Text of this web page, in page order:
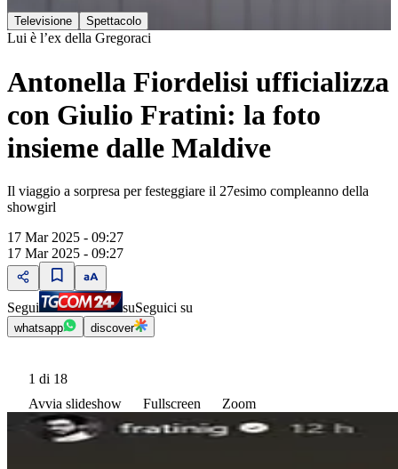
Televisione Spettacolo
Lui è l’ex della Gregoraci
Antonella Fiordelisi ufficializza
con Giulio Fratini: la foto
insieme dalle Maldive
Il viaggio a sorpresa per festeggiare il 27esimo compleanno della
showgirl
17 Mar 2025 - 09:27
17 Mar 2025 - 09:27
Segui suSeguici su
whatsapp discover
1 di 18
Avvia slideshow
Fullscreen Zoom